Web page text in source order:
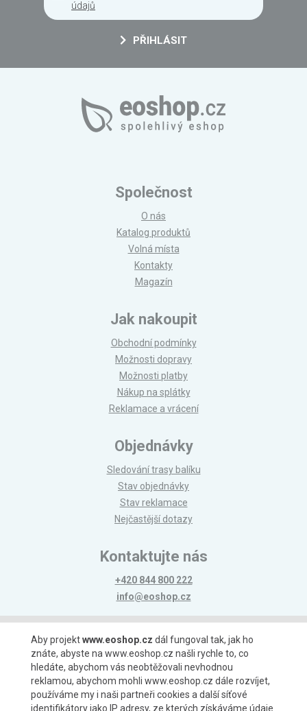
údajů
PŘIHLÁSIT
Společnost
O nás
Katalog produktů
Volná místa
Kontakty
Magazín
Jak nakoupit
Obchodní podmínky
Možnosti dopravy
Možnosti platby
Nákup na splátky
Reklamace a vrácení
Objednávky
Sledování trasy balíku
Stav objednávky
Stav reklamace
Nejčastější dotazy
Kontaktujte nás
+420 844 800 222
info@eoshop.cz
Možnosti platby
Aby projektwww.eoshop.cz dál fungoval tak, jak ho
znáte, abyste na www.eoshop.cz našli rychle to, co
hledáte, abychom vás neobtěžovali nevhodnou
reklamou, abychom mohli www.eoshop.cz dále rozvíjet,
používáme my i naši partneři cookies a další síťové
identifikátory jako IP adresy, ze kterých získáváme údaje